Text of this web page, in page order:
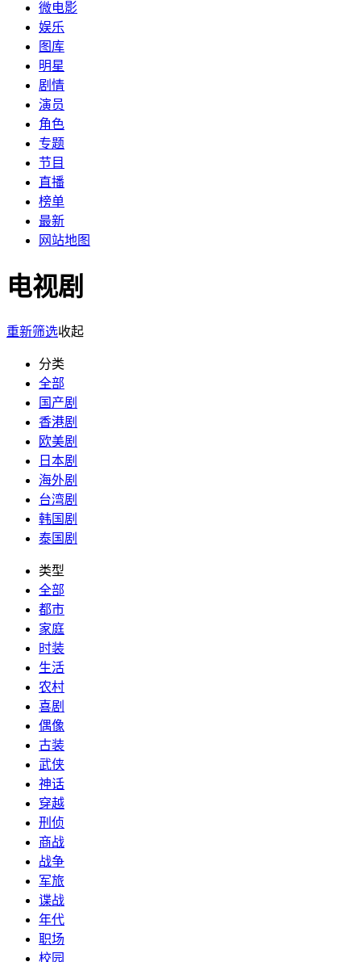
微电影
娱乐
图库
明星
剧情
演员
角色
专题
节目
直播
榜单
最新
网站地图
电视剧
重新筛选收起
分类
全部
国产剧
香港剧
欧美剧
日本剧
海外剧
台湾剧
韩国剧
泰国剧
类型
全部
都市
家庭
时装
生活
农村
喜剧
偶像
古装
武侠
神话
穿越
刑侦
商战
战争
军旅
谍战
年代
职场
校园